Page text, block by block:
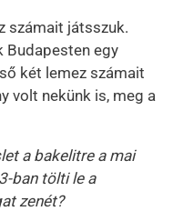
számait játsszuk.
Budapesten egy
két lemez számait
volt nekünk is, meg a
a bakelitre a mai
ban tölti le a
zenét?